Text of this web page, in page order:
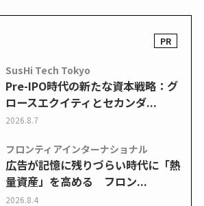
SusHi Tech Tokyo
Pre-IPO時代の新たな資本戦略：グ
ロースエクイティとセカンダ...
2026.8.7
フロンティアインターナショナル
広告が記憶に残りづらい時代に「熱
量資産」を高める フロン...
2026.8.4